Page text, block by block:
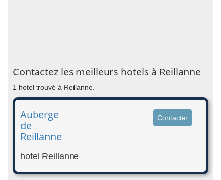
Contactez les meilleurs hotels à Reillanne
1 hotel trouvé à Reillanne.
Auberge
de
Reillanne
Contacter
hotel Reillanne